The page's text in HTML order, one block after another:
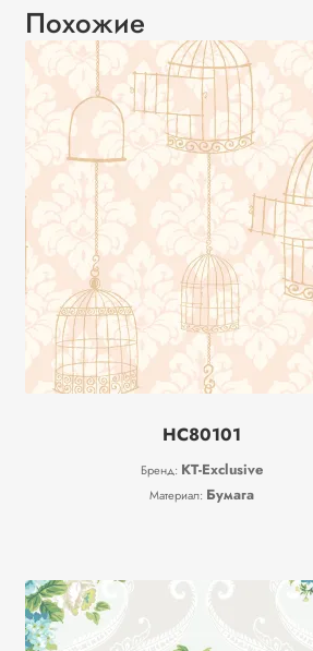
Похожие
HC80101
Бренд: KT-Exclusive
Материал: Бумага